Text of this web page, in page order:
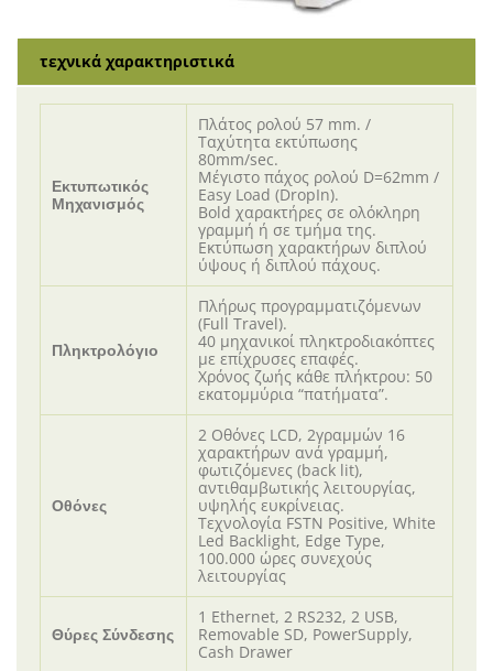
τεχνικά χαρακτηριστικά
Εκτυπωτικός
Μηχανισμός
Πλάτος ρολού 57 mm. /
Ταχύτητα εκτύπωσης
80mm/sec.
Μέγιστο πάχος ρολού D=62mm /
Easy Load (DropIn).
Bold χαρακτήρες σε ολόκληρη
γραμμή ή σε τμήμα της.
Εκτύπωση χαρακτήρων διπλού
ύψους ή διπλού πάχους.
Πληκτρολόγιο
Πλήρως προγραμματιζόμενων
(Full Travel).
40 μηχανικοί πληκτροδιακόπτες
με επίχρυσες επαφές.
Χρόνος ζωής κάθε πλήκτρου: 50
εκατομμύρια “πατήματα”.
Οθόνες
2 Οθόνες LCD, 2γραμμών 16
χαρακτήρων ανά γραμμή,
φωτιζόμενες (back lit),
αντιθαμβωτικής λειτουργίας,
υψηλής ευκρίνειας.
Τεχνολογία FSTN Positive, White
Led Backlight, Edge Type,
100.000 ώρες συνεχούς
λειτουργίας
Θύρες Σύνδεσης
1 Ethernet, 2 RS232, 2 USB,
Removable SD, PowerSupply,
Cash Drawer